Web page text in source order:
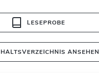
LESEPROBE
ANSEHEN